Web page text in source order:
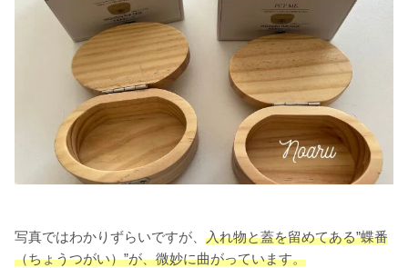
写真ではわかりずらいですが、 入れ物と蓋を留めてある”蝶番
（ちょうつがい）”が、微妙に曲がっています。